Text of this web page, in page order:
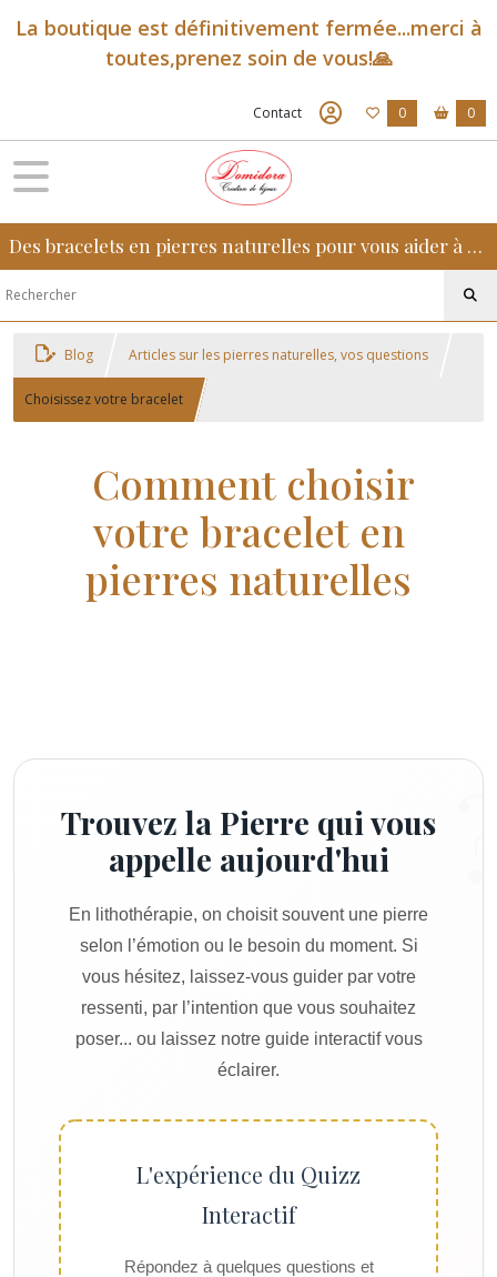
La boutique est définitivement fermée...merci à
toutes,prenez soin de vous!🙏
Contact 0 0
Des bracelets en pierres naturelles pour vous aider à retrouver sérénité, confiance et équilibre au quotidien
Blog Articles sur les pierres naturelles, vos questions
Choisissez votre bracelet
Comment choisir
votre bracelet en
pierres naturelles
Trouvez la Pierre qui vous
appelle aujourd'hui
En lithothérapie, on choisit souvent une pierre
selon l’émotion ou le besoin du moment. Si
vous hésitez, laissez-vous guider par votre
ressenti, par l’intention que vous souhaitez
poser... ou laissez notre guide interactif vous
éclairer.
L'expérience du Quizz
Interactif
Répondez à quelques questions et